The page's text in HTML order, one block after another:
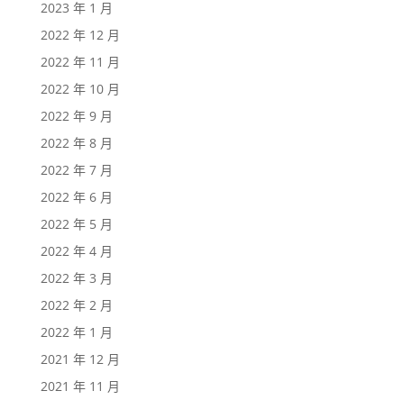
2023 年 1 月
2022 年 12 月
2022 年 11 月
2022 年 10 月
2022 年 9 月
2022 年 8 月
2022 年 7 月
2022 年 6 月
2022 年 5 月
2022 年 4 月
2022 年 3 月
2022 年 2 月
2022 年 1 月
2021 年 12 月
2021 年 11 月